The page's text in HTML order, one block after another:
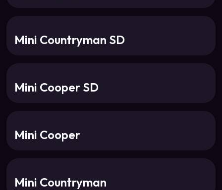
Mini Countryman SD
Mini Cooper SD
Mini Cooper
Mini Countryman